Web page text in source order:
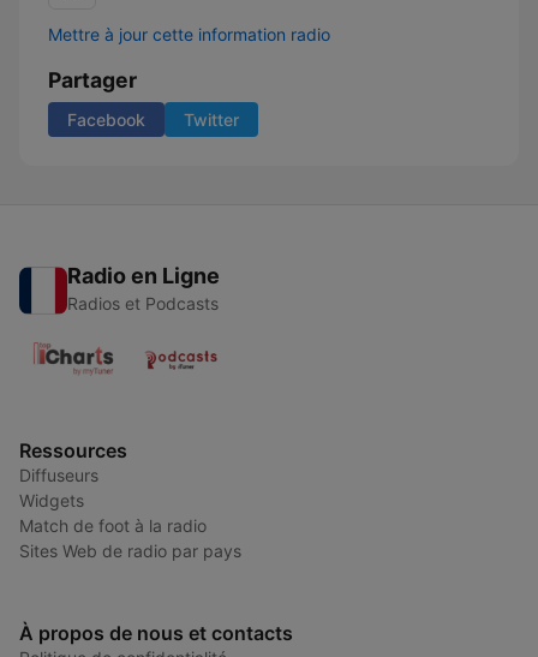
Mettre à jour cette information radio
Partager
Facebook Twitter
Radio en Ligne
Radios et Podcasts
Ressources
Diffuseurs
Widgets
Match de foot à la radio
Sites Web de radio par pays
À propos de nous et contacts